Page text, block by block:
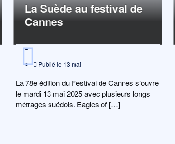
La Suède au festival de
Cannes
Publié le 13 mai
La 78e édition du Festival de Cannes s’ouvre
le mardi 13 mai 2025 avec plusieurs longs
métrages suédois. Eagles of […]